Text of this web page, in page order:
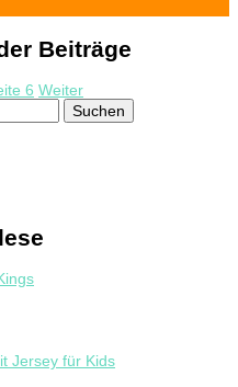
Beiträge
6 Weiter